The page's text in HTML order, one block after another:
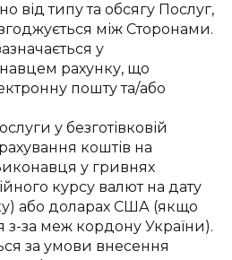
від типу та обсягу Послуг,
між Сторонами.
у
рахунку, що
пошту та/або
у безготівковій
коштів на
у гривнях
курсу валют на дату
або доларах США (якщо
з-за меж кордону України).
за умови внесення